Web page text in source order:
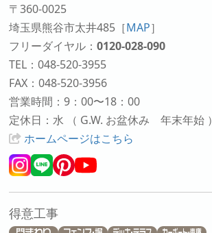
〒360-0025
埼玉県熊谷市太井485 ［MAP］
フリーダイヤル：0120-028-090
TEL：048-520-3955
FAX：048-520-3956
営業時間：9：00〜18：00
定休日：水 （ G.W. お盆休み 年末年始 ）
ホームページはこちら
得意工事